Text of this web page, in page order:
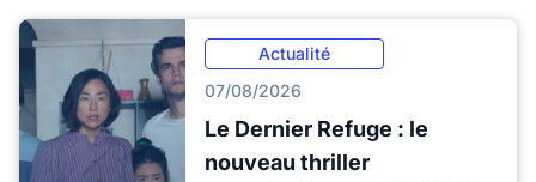
Actualité
07/08/2026
Le Dernier Refuge : le
nouveau thriller